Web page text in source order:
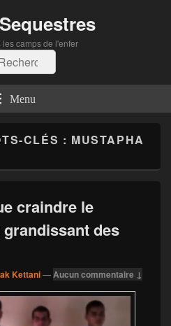
les camps de l'enfer
:
Menu
CLÉS : MUSTAPHA
craindre le
des
Kettani—Aucun commentaire ↓